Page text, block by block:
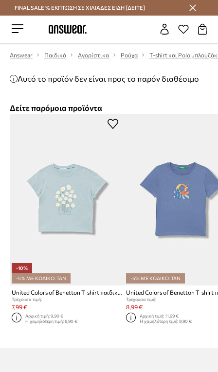
Εξοικονομήστε με το Answear Club
FINAL SALE % ΕΚΠΤΩΣΗ ΣΕ ΧΙΛΙΑΔΕΣ ΕΙΔΗ [ΔΕΙΤΕ]
Answear Παιδικά Αγορίστικα Ρούχα T-shirt και Polo
Αυτό το προϊόν δεν είναι προς το παρόν διαθέσιμο
Δείτε παρόμοια προϊόντα
-10%
-5% ΜΕ ΚΩΔΙΚΟ: TAN
United Colors of Benetton T-shirt παιδικό βαμβακερό
Τρέχουσα τιμή:
7,99 €
Αρχική τιμή:9,90 €
Η χαμηλότερη τιμή:8,90 €
-5% ΜΕ ΚΩΔΙΚΟ: TAN
Τρέχουσα τιμή:
8,99 €
Αρχική τιμή: 11,99 €
Η χαμηλότερη τιμή: 9,90 €